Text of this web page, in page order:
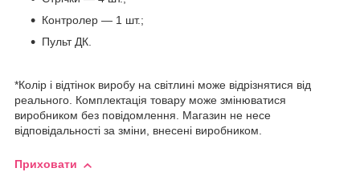
Контролер — 1 шт.;
Пульт ДК.
*Колір і відтінок виробу на світлині може відрізнятися від
реального. Комплектація товару може змінюватися
виробником без повідомлення. Магазин не несе
відповідальності за зміни, внесені виробником.
Приховати